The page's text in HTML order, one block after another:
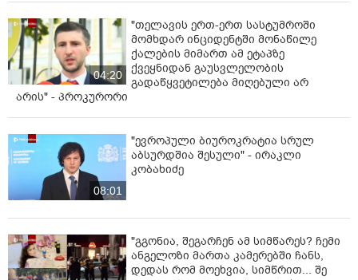
04:20
"თელავის ერთ-ერთ სასტუმროში
მომხდარ ინციდენტში მონაწილე
ქალების მიმართ ამ ეტაპზე
ქვეყნიდან გაუსვლელობის
გადაწყვეტილება მიღებული არ
არის" - პროკურორი
08:01
"ევროპული ბიუროკრატია სრულ
აბსურდშია შესული" - ირაკლი
კობახიძე
"გგონია, შეგარჩენ ამ სიმწარეს? ჩემი
ანგელოზი მართა კამერებში ჩანს,
დედას რომ მოეხვია, სიმწრით... შე